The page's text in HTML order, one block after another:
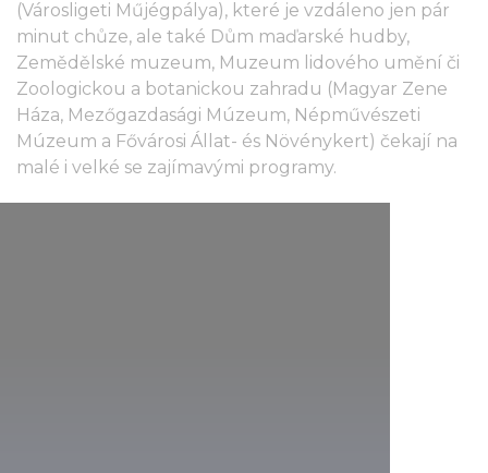
(Városligeti Műjégpálya), které je vzdáleno jen pár
minut chůze, ale také Dům maďarské hudby,
Zemědělské muzeum, Muzeum lidového umění či
Zoologickou a botanickou zahradu (Magyar Zene
Háza, Mezőgazdasági Múzeum, Népművészeti
Múzeum a Fővárosi Állat- és Növénykert) čekají na
malé i velké se zajímavými programy.